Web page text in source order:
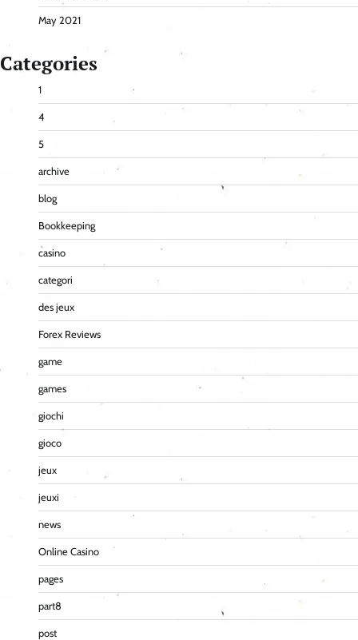
May 2021
Categories
1
4
5
archive
blog
Bookkeeping
casino
categori
des jeux
Forex Reviews
game
games
giochi
gioco
jeux
jeuxi
news
Online Casino
pages
part8
post